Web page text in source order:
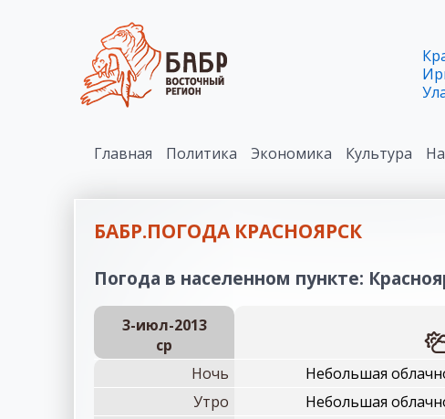
Главная Политика Экономика Культура
БАБР.ПОГОДА КРАСНОЯРСК
Погода в населенном пункте:
3-июл-2013
ср
Ночь
Небольшая
Утро
Небольшая